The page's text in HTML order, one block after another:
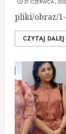
21 CZERWCA,
pliki/obraz/
CZYTAJ DALEJ